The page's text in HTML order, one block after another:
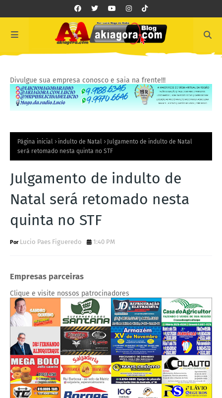
Divulgue sua empresa conosco e saia na frente!!!
Página inicial indulto de Natal
Julgamento de indulto de Natal
será retomado nesta quinta no STF
Julgamento de indulto de
Natal será retomado nesta
quinta no STF
Lucio Paes Figueredo 1:40 PM
Empresas parceiras
Clique e visite nossos patrocinadores